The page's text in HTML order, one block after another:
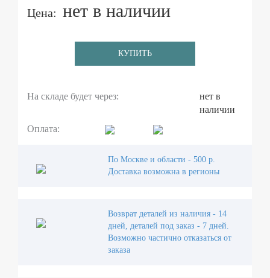
Цена: нет в наличии
КУПИТЬ
На складе будет через:
нет в
наличии
Оплата:
По Москве и области - 500 р.
Доставка возможна в регионы
Возврат деталей из наличия - 14
дней, деталей под заказ - 7 дней.
Возможно частично отказаться от
заказа